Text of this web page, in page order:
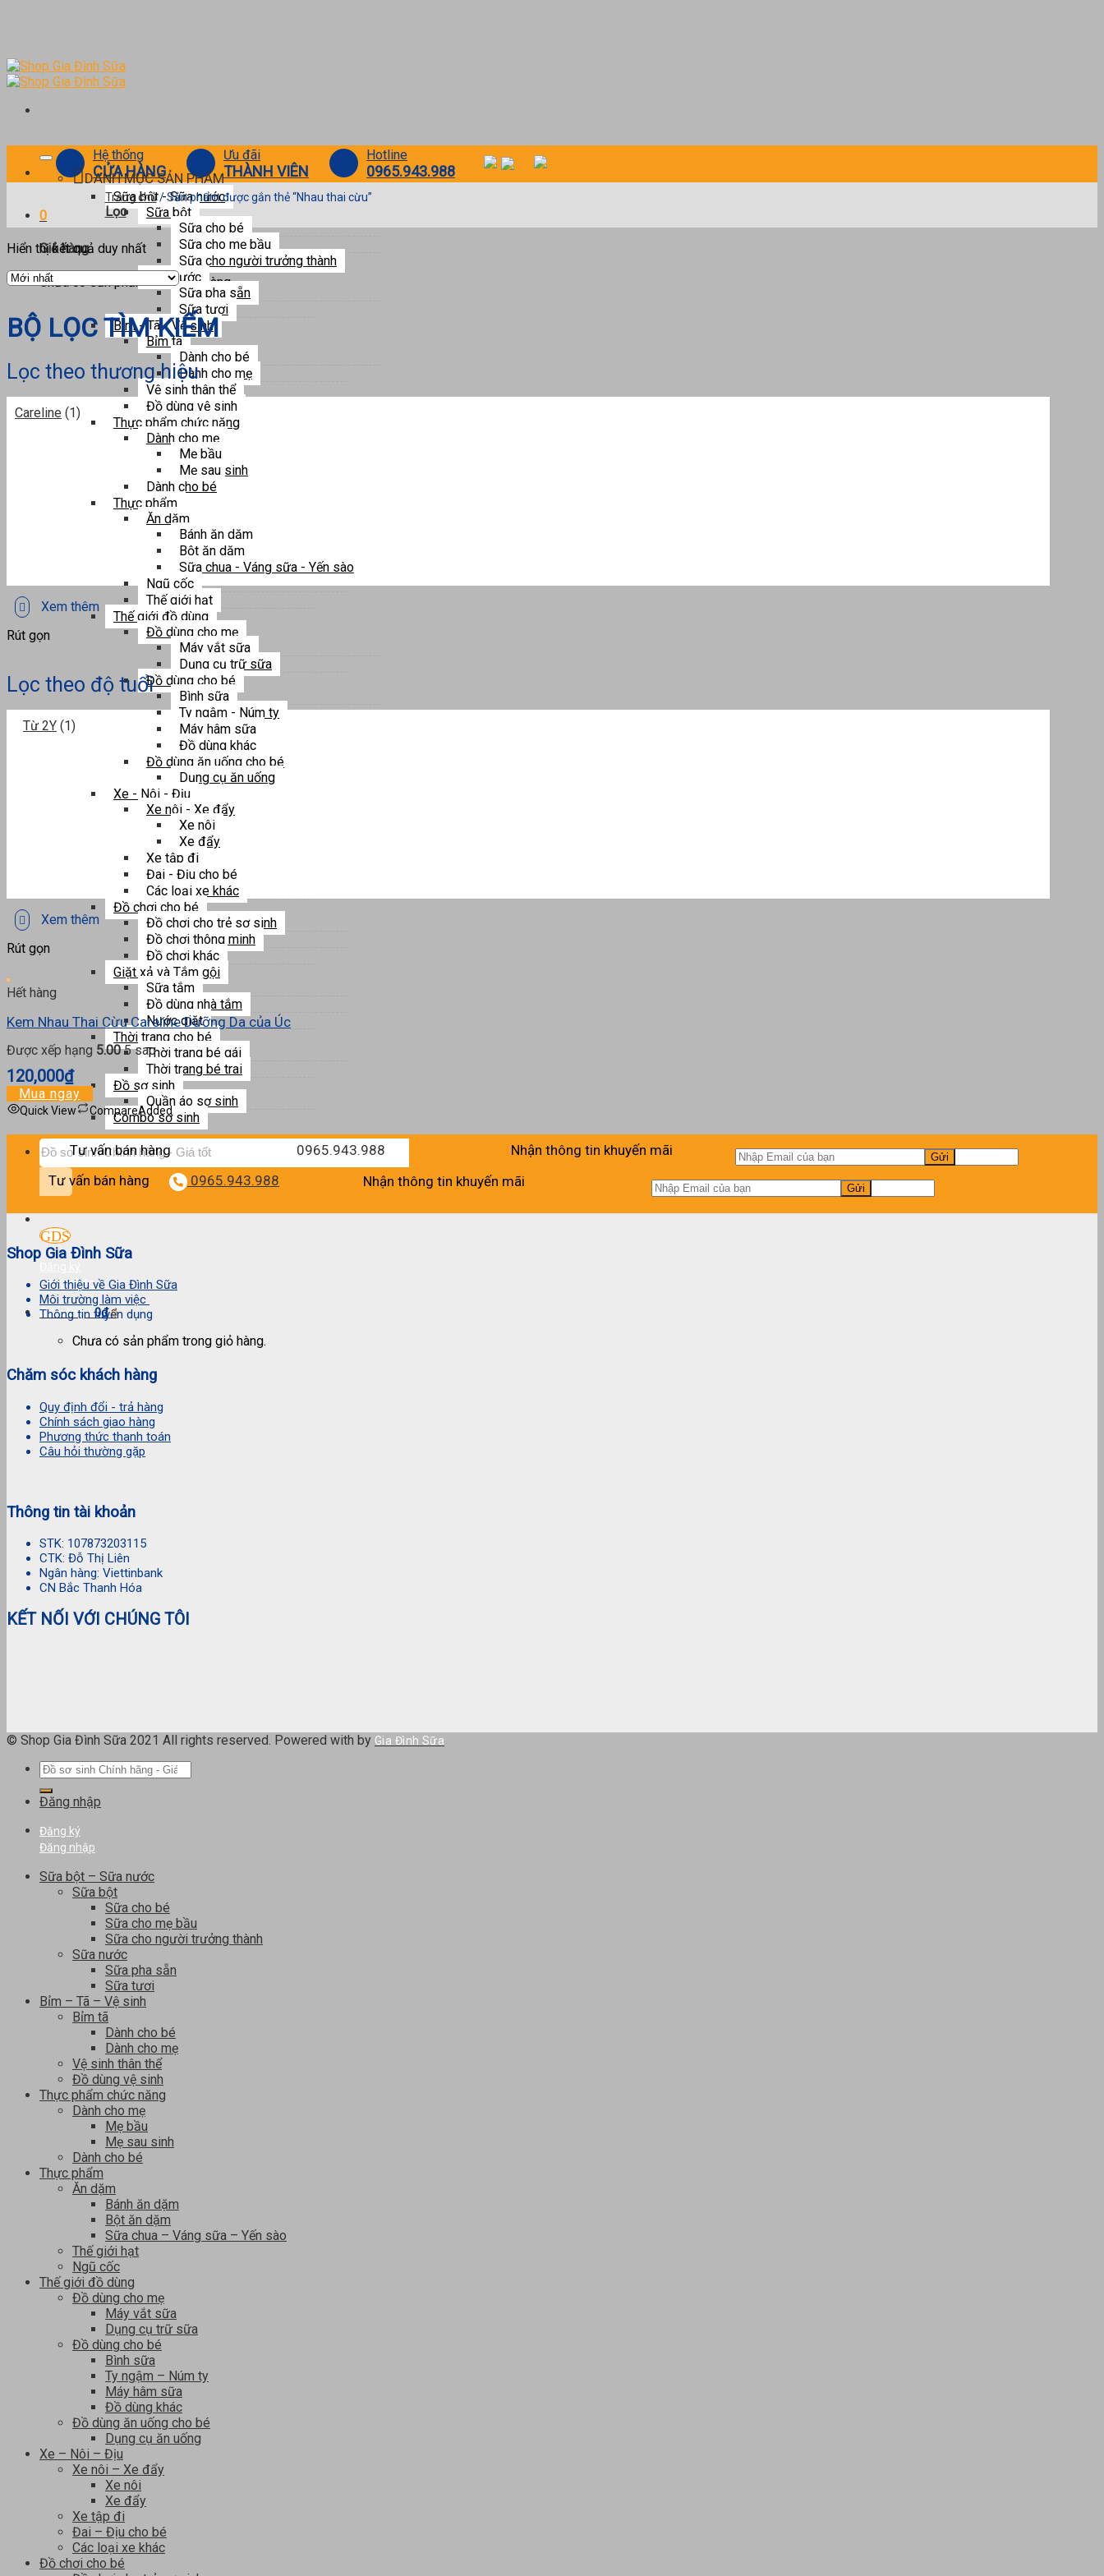
Hệ thống
CỬA HÀNG
Ưu đãi
THÀNH VIÊN
Hotline
0965.943.988
0
Giỏ hàng
Chưa có sản phẩm trong giỏ hàng.
DANH MỤC SẢN PHẨM
Sữa bột - Sữa nước
Sữa bột
Sữa cho bé
Sữa cho mẹ bầu
Sữa cho người trưởng thành
Sữa nước
Sữa pha sẵn
Sữa tươi
Bỉm - Tã - Vệ sinh
Bỉm tã
Dành cho bé
Dành cho mẹ
Vệ sinh thân thể
Đồ dùng vệ sinh
Thực phẩm chức năng
Dành cho mẹ
Mẹ bầu
Mẹ sau sinh
Dành cho bé
Thực phẩm
Ăn dặm
Bánh ăn dặm
Bột ăn dặm
Sữa chua - Váng sữa - Yến sào
Ngũ cốc
Thế giới hạt
Thế giới đồ dùng
Đồ dùng cho mẹ
Máy vắt sữa
Dụng cụ trữ sữa
Đồ dùng cho bé
Bình sữa
Ty ngậm - Núm ty
Máy hâm sữa
Đồ dùng khác
Đồ dùng ăn uống cho bé
Dụng cụ ăn uống
Xe - Nôi - Địu
Xe nôi - Xe đẩy
Xe nôi
Xe đẩy
Xe tập đi
Đai - Địu cho bé
Các loại xe khác
Đồ chơi cho bé
Đồ chơi cho trẻ sơ sinh
Đồ chơi thông minh
Đồ chơi khác
Giặt xả và Tắm gội
Sữa tắm
Đồ dùng nhà tắm
Nước giặt
Thời trang cho bé
Thời trang bé gái
Thời trang bé trai
Đồ sơ sinh
Quần áo sơ sinh
Combo sơ sinh
Tìm
kiếm:
Đăng nhập
Giỏ hàng /0₫ 0
Chưa có sản phẩm trong giỏ hàng.
Trang chủ /Sản phẩm được gắn thẻ “Nhau thai cừu”
Lọc
Sản phẩm được gắn thẻ “Nhau thai cừu”
Lọc
Hiển thị kết quả duy nhất
BỘ LỌC TÌM KIẾM
Lọc theo thương hiệu
Careline (1)
Xem thêm
Rút gọn
Lọc theo độ tuổi
Từ 2Y (1)
Xem thêm
Rút gọn
Hết hàng
Kem Nhau Thai Cừu Careline Dưỡng Da của Úc
Được xếp hạng 5.005 sao
120,000₫
Mua ngay
Quick View CompareAdded
Tư vấn bán hàng 0965.943.988
Nhận thông tin khuyến mãi
Tư vấn bán hàng
0965.943.988 Nhận thông tin khuyến mãi
Shop Gia Đình Sữa
Giới thiệu về Gia Đình Sữa
Môi trường làm việc
Thông tin tuyển dụng
Chăm sóc khách hàng
Quy định đổi - trả hàng
Chính sách giao hàng
Phương thức thanh toán
Câu hỏi thường gặp
Thông tin tài khoản
STK: 107873203115
CTK: Đỗ Thị Liên
Ngân hàng: Viettinbank
CN Bắc Thanh Hóa
KẾT NỐI VỚI CHÚNG TÔI
© Shop Gia Đình Sữa 2021 All rights reserved. Powered with by Gia Đình Sữa
Tìm
kiếm:
Đăng nhập
Đăng ký
Đăng nhập
Sữa bột – Sữa nước
Sữa bột
Sữa cho bé
Sữa cho mẹ bầu
Sữa cho người trưởng thành
Sữa nước
Sữa pha sẵn
Sữa tươi
Bỉm – Tã – Vệ sinh
Bỉm tã
Dành cho bé
Dành cho mẹ
Vệ sinh thân thể
Đồ dùng vệ sinh
Thực phẩm chức năng
Dành cho mẹ
Mẹ bầu
Mẹ sau sinh
Dành cho bé
Thực phẩm
Ăn dặm
Bánh ăn dặm
Bột ăn dặm
Sữa chua – Váng sữa – Yến sào
Thế giới hạt
Ngũ cốc
Thế giới đồ dùng
Đồ dùng cho mẹ
Máy vắt sữa
Dụng cụ trữ sữa
Đồ dùng cho bé
Bình sữa
Ty ngậm – Núm ty
Máy hâm sữa
Đồ dùng khác
Đồ dùng ăn uống cho bé
Dụng cụ ăn uống
Xe – Nôi – Địu
Xe nôi – Xe đẩy
Xe nôi
Xe đẩy
Xe tập đi
Đai – Địu cho bé
Các loại xe khác
Đồ chơi cho bé